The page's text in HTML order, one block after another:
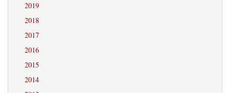
2019
2018
2017
2016
2015
2014